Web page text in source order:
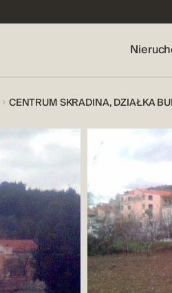
CENTRUM SKRADINA, DZIAŁKA